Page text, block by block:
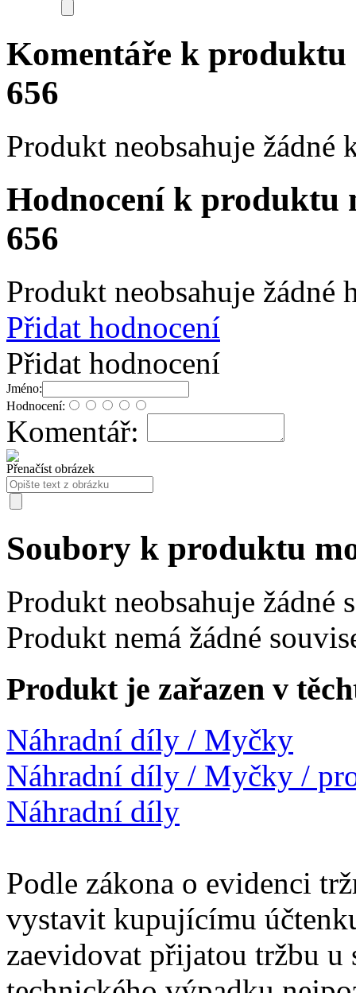
Komentáře k
656
Produkt neobsahuje žádné
Hodnocení k
656
Produkt neobsahuje žádné
Přidat hodnocení
Přidat hodnocení
Jméno:
Hodnocení:
Komentář:
Přenačíst obrázek
Soubory k produktu
Produkt neobsahuje žádné
Produkt nemá žádné
Produkt je zařazen v
Náhradní díly / Myčky
Náhradní díly / Myčky /
Náhradní díly
Podle zákona o evidenci
vystavit kupujícímu
zaevidovat přijatou tržbu u